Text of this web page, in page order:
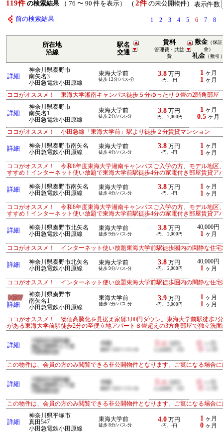
119件 の検索結果 （ 76 〜 90 件を表示） ( 2件の未公開物件) 表示件数
前の検索結果 1 2 3 4 5 6 7 8
所在地
沿線
駅名
交通
賃料
管理費・共益
費
敷金（保証
金）
礼金（敷引
詳細
神奈川県秦野市
南矢名3
小田急電鉄小田原線
東海大学前
徒歩 12分/バス-分
3.8 万円
-円、-円
1 ヶ月
1 ヶ月
ココがオススメ！ 東海大学湘南キャンパス徒歩５分ゆったり９畳の2階角部屋
詳細
神奈川県秦野市
南矢名1
小田急電鉄小田原線
東海大学前
徒歩 2分/バス-分
3.8 万円
-円、 2,000円
1 ヶ月
0.5 ヶ月
ココがオススメ！ 小田急線「東海大学前」駅より徒歩２分賃貸マンション
詳細
神奈川県秦野市南矢名
小田急電鉄小田原線
東海大学前
徒歩 4分/バス-分
3.8 万円
-円、-円
1 ヶ月
1 ヶ月
ココがオススメ！ 令和8年度東海大学湘南キャンパスご入学の方、モデル地区
すすめ！インターネット使い放題で東海大学前駅徒歩4分の家電付き部屋賃貸ア
詳細
神奈川県秦野市南矢名
小田急電鉄小田原線
東海大学前
徒歩 4分/バス-分
3.8 万円
-円、-円
1 ヶ月
1 ヶ月
ココがオススメ！ 令和8年度東海大学湘南キャンパスご入学の方、モデル地区
すすめ！インターネット使い放題で東海大学前駅徒歩4分の家電付き部屋賃貸ア
詳細
神奈川県秦野市北矢名
小田急電鉄小田原線
東海大学前
徒歩 9分/バス-分
3.8 万円
-円、 2,000円
40,000円
1 ヶ月
ココがオススメ！ インターネット使い放題東海大学前駅徒歩圏内の閑静な住
詳細
神奈川県秦野市北矢名
小田急電鉄小田原線
東海大学前
徒歩 9分/バス-分
3.8 万円
-円、 2,000円
40,000円
1 ヶ月
ココがオススメ！ インターネット使い放題東海大学前駅徒歩圏内の閑静な住
詳細
神奈川県秦野市
南矢名1
小田急電鉄小田原線
東海大学前
徒歩 2分/バス-分
3.9 万円
-円、 3,000円
1 ヶ月
1 ヶ月
ココがオススメ！ 物価高騰化を見据え家賃3,00円ダウン。東海大学前駅徒歩2
がある東海大学前駅徒歩2分の至便立地アパート８畳超えの3方角部屋で独立洗
詳細
この物件は、会員の方のみ閲覧できる非公開物件となります。ご覧になる場合
詳細
この物件は、会員の方のみ閲覧できる非公開物件となります。ご覧になる場合
詳細
神奈川県平塚市
真田547
小田急電鉄小田原線
東海大学前
徒歩 8分/バス-分
4.0 万円
-円、-円
1 ヶ月
0ヶ月